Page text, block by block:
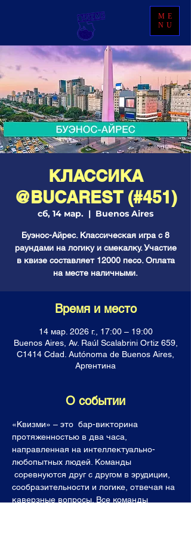
ME
NU
КЛАССИКА
@BUCAREST (#451)
сб, 14 мар.
  |
Buenos Aires
Буэнос-Айрес. Классическая игра с 8
раундами на логику и смекалку. Участие
в квизе составляет 12000 песо. Оплата
на месте наличными.
Время и место
14 мар. 2026 г., 17:00 – 19:00
Buenos Aires, Av. Raúl Scalabrini Ortiz 659,
C1414 Cdad. Autónoma de Buenos Aires,
Аргентина
О событии
«Квизми» – это  бар-викторина
протяженностью в два часа,
направленная на интеллектуально-
любопытных людей. Команды
соревнуются друг с другом в эрудиции,
сообразительности и логике, отвечая на
каверзные вопросы. Все команды